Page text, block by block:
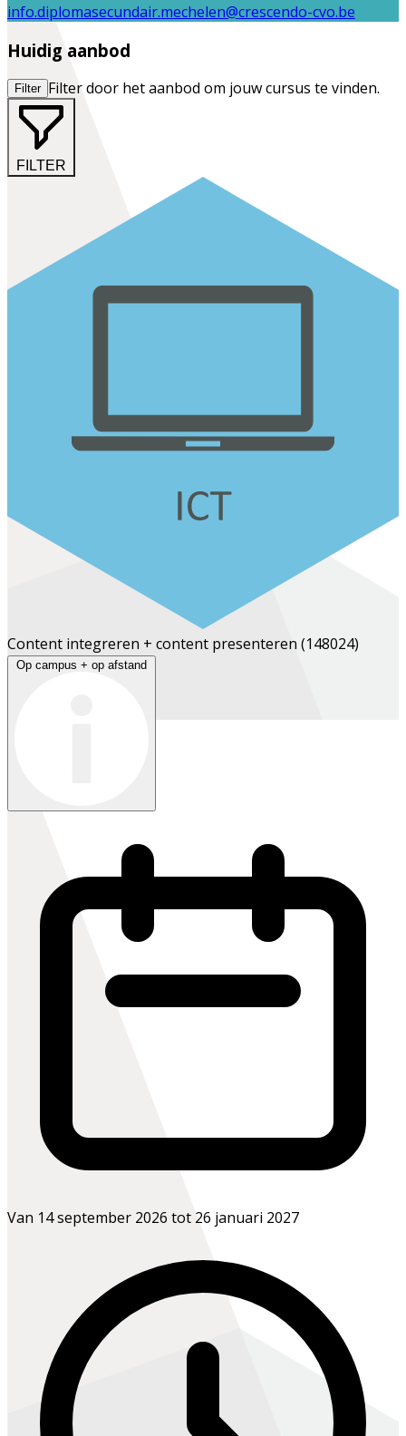
info.diplomasecundair.mechelen@crescendo-cvo.be
Huidig aanbod
Filter Filter door het aanbod om jouw cursus te vinden.
FILTER
Content integreren + content presenteren (148024)
Op campus + op afstand
Van 14 september 2026 tot 26 januari 2027